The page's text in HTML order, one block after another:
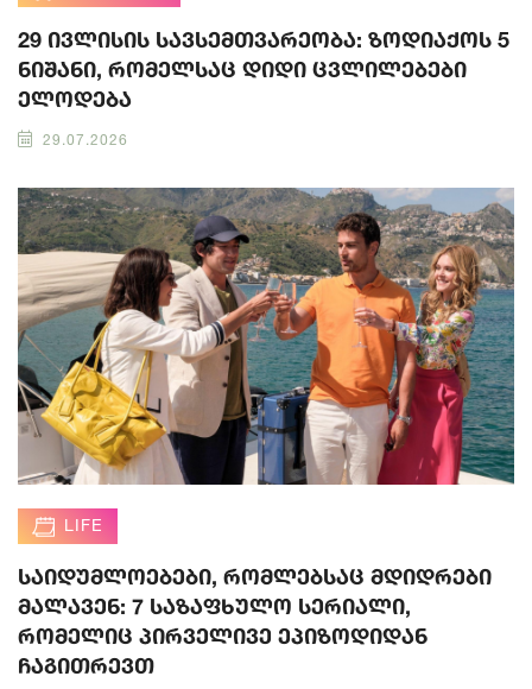
29 ივლისის სავსემთვარეობა: ზოდიაქოს 5
ნიშანი, რომელსაც დიდი ცვლილებები
ელოდება
29.07.2026
LIFE
საიდუმლოებები, რომლებსაც მდიდრები
მალავენ: 7 საზაფხულო სერიალი,
რომელიც პირველივე ეპიზოდიდან
ჩაგითრევთ